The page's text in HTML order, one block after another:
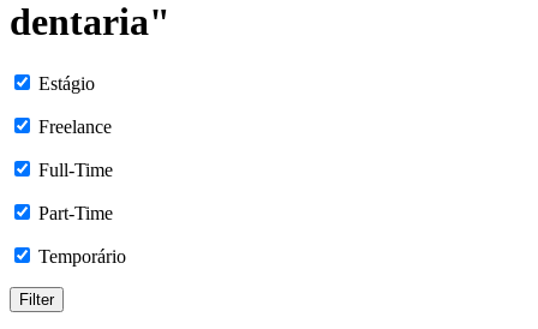
dentaria"
Estágio
Freelance
Full-Time
Part-Time
Temporário